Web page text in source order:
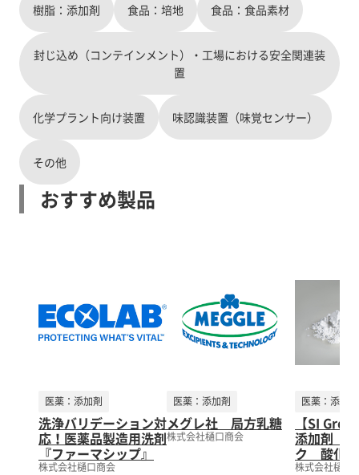
樹脂：添加剤 食品：培地 食品：食品素材
封じ込め（コンテインメント）・工場における安全関連装
置
化学プラント向け装置 味認識装置（味覚センサー）
その他
おすすめ製品
医薬：添加剤
洗浄バリデーション対
応！医薬品製造用洗剤
『ファーマシップ』
株式会社樋口商会
医薬：添加剤
メグレ社 局方乳糖
株式会社樋口商会
医薬：添加剤
【SI
添加剤（
ク 酸化
株式会社樋口